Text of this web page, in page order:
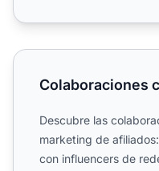
Colaboraciones con
Colaboraciones
Descubre las
marketing de
con influencers de